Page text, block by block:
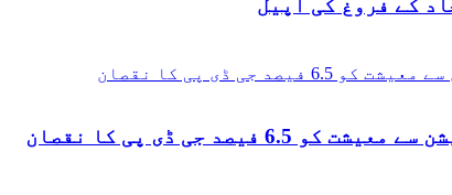
کے فروغ کی اپیل
جی ڈی پی کا نقصان